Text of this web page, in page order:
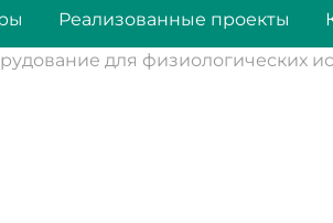
Реализованные проекты
для физиологических